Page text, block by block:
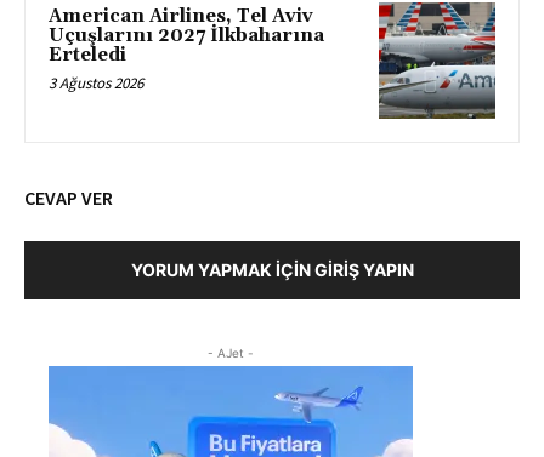
American Airlines, Tel Aviv
Uçuşlarını 2027 İlkbaharına
Erteledi
3 Ağustos 2026
CEVAP VER
YORUM YAPMAK İÇIN GIRIŞ YAPIN
- AJet -